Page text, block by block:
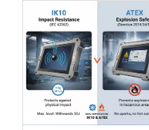
Displays für die
Haltbarkeit
unerlässlich?